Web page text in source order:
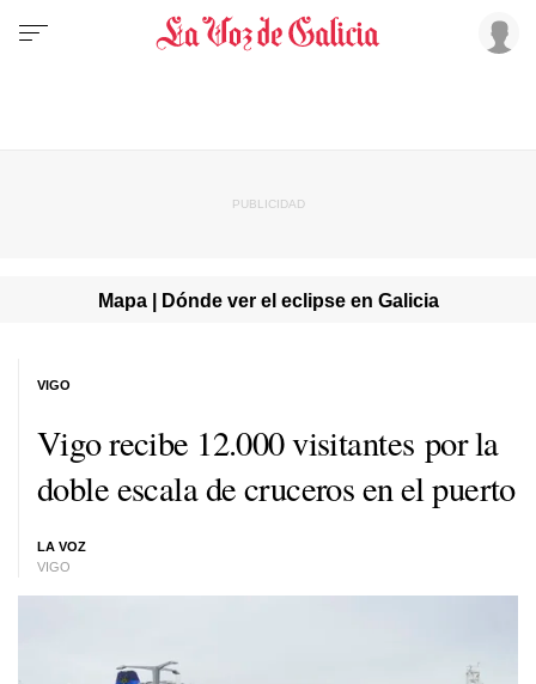
Mapa | Dónde ver el eclipse en Galicia
Vigo recibe 12.000 visitantes por la
doble escala de cruceros en el puerto
LA VOZ
VIGO
VIGO